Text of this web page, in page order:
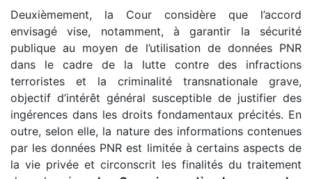
Deuxièmement, la Cour considère que l’accord
envisagé vise, notamment, à garantir la sécurité
publique au moyen de l’utilisation de données PNR
dans le cadre de la lutte contre des infractions
terroristes et la criminalité transnationale grave,
objectif d’intérêt général susceptible de justifier des
ingérences dans les droits fondamentaux précités. En
outre, selon elle, la nature des informations contenues
par les données PNR est limitée à certains aspects de
la vie privée et circonscrit les finalités du traitement